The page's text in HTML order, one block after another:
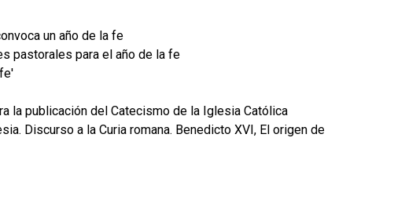
un año de la fe
pastorales para el año de la fe
la publicación del Catecismo de la Iglesia Católica
Discurso a la Curia romana. Benedicto XVI, El origen de